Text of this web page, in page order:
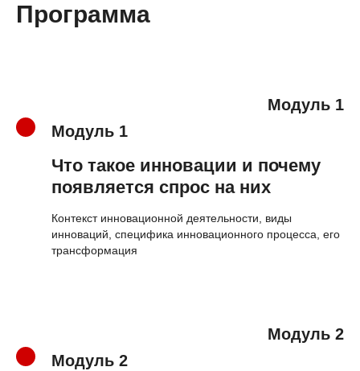
Программа
Модуль 1
Модуль 1
Что такое инновации и почему
появляется спрос на них
Контекст инновационной деятельности, виды
инноваций, специфика инновационного процесса, его
трансформация
Модуль 2
Модуль 2